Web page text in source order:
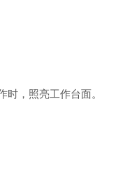
，照亮工作台面。